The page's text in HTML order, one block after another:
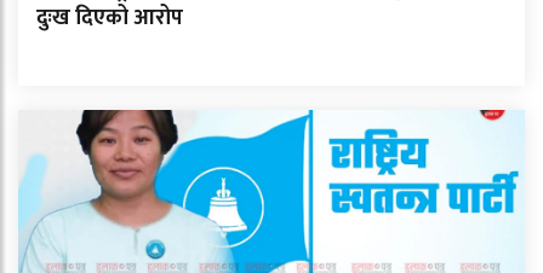
दुःख दिएको आरोप